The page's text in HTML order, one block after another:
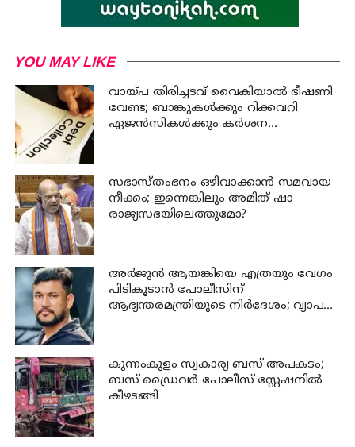
YOU MAY LIKE
വായ്പ തിരിച്ചടവ് വൈകിയാൽ ഭീഷണി
വേണ്ട; ബാങ്കുകൾക്കും റിക്കവറി
ഏജൻസികൾക്കും കർശന
സഭാസ്തംഭനം ഒഴിവാക്കാൻ സമവായ
നീക്കം; ഇന്നെങ്കിലും അമിത് ഷാ
രാജ്യസഭയിലെത്തുമോ?
അര്‍ജുന്‍ ആയങ്കിയെ എത്രയും വേഗം
പിടികൂടാന്‍ പോലീസിന്
ആഭ്യന്തരമന്ത്രിയുടെ നിര്‍ദേശം; വ്യാപക
കുന്നംകുളം സ്വകാര്യ ബസ് അപകടം;
ബസ് ഡ്രൈവര്‍ പോലീസ് സ്റ്റേഷനില്‍
കീഴടങ്ങി